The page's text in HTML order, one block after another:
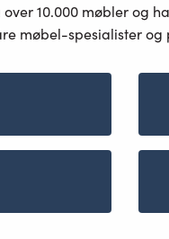
10.000 møbler og
møbel-spesialister